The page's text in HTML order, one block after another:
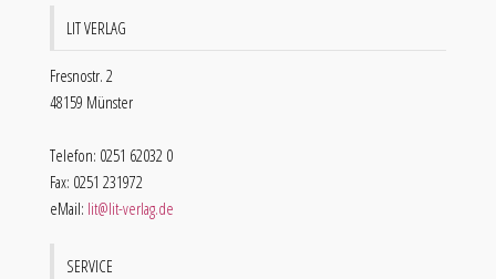
LIT VERLAG
Fresnostr. 2
48159 Münster
Telefon: 0251 62032 0
Fax: 0251 231972
eMail: lit@lit-verlag.de
SERVICE